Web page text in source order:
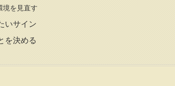
境を見直す
いサイン
を決める